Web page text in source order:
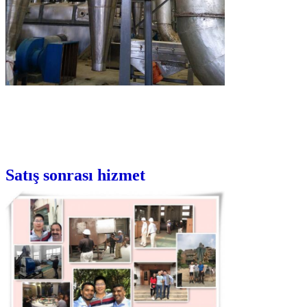
Sunmak
Satış sonrası hizmet